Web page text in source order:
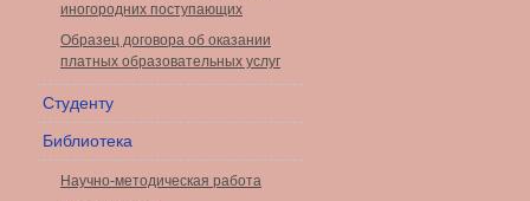
иногородних поступающих
Образец договора об оказании
платных образовательных услуг
Студенту
Библиотека
Научно-методическая работа